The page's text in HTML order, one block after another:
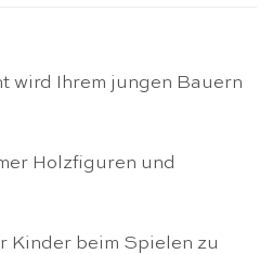
wird Ihrem jungen Bauern
Holzfiguren und
Kinder beim Spielen zu